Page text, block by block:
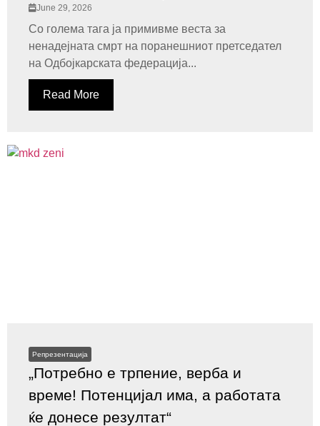
June 29, 2026
Со голема тага ја примивме веста за
ненадејната смрт на поранешниот претседател
на Одбојкарската федерација...
Read More
Репрезентација
„Потребно е трпение, верба и
време! Потенцијал има, а работата
ќе донесе резултат“